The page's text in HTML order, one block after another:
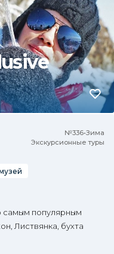
№336•Зима
Экскурсионные туры
самым популярным
Листвянка, бухта